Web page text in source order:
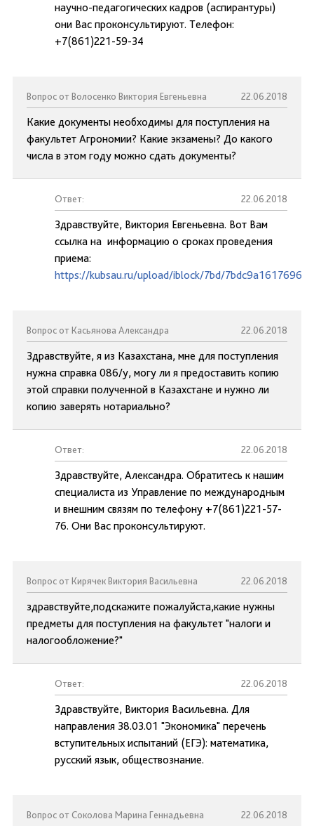
научно-педагогических кадров (аспирантуры)
они Вас проконсультируют. Телефон:
+7(861)221-59-34
Вопрос от Волосенко Виктория Евгеньевна 22.06.2018
Какие документы необходимы для поступления на
факультет Агрономии? Какие экзамены? До какого
числа в этом году можно сдать документы?
Ответ: 22.06.2018
Здравствуйте, Виктория Евгеньевна. Вот Вам
ссылка на информацию о сроках проведения
приема:
https://kubsau.ru/upload/iblock/7bd/
Вопрос от Касьянова Александра 22.06.2018
Здравствуйте, я из Казахстана, мне для поступления
нужна справка 086/у, могу ли я предоставить копию
этой справки полученной в Казахстане и нужно ли
копию заверять нотариально?
Ответ: 22.06.2018
Здравствуйте, Александра. Обратитесь к нашим
специалиста из Управление по международным
и внешним связям по телефону +7(861)221-57-
76. Они Вас проконсультируют.
Вопрос от Кирячек Виктория Васильевна 22.06.2018
здравствуйте,подскажите пожалуйста,какие нужны
предметы для поступления на факультет "налоги и
налогообложение?"
Ответ: 22.06.2018
Здравствуйте, Виктория Васильевна. Для
направления 38.03.01 "Экономика" перечень
вступительных испытаний (ЕГЭ): математика,
русский язык, обществознание.
Вопрос от Соколова Марина Геннадьевна 22.06.2018